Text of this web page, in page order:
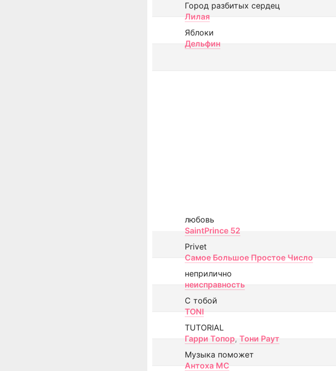
Город разбитых сердец
Лилая
Яблоки
Дельфин
любовь
SaintPrince 52
Privet
Самое Большое Простое Число
неприлично
неисправность
С тобой
TONI
TUTORIAL
Гарри Топор, Тони Раут
Музыка поможет
Антоха МС